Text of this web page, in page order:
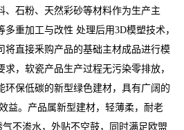
、石粉、天然彩砂等材料作为生产主
重加工与改性 处理后用3D模塑技术，
将直接釆购产品的基础主材成品进行模
，软瓷产品生产过程无污染零排放，
环保低碳的新型绿色建材，具有广阔的
益。产品属新型建材，轻薄柔，耐老
不渗水，外贴不空鼓，同时满足欧盟